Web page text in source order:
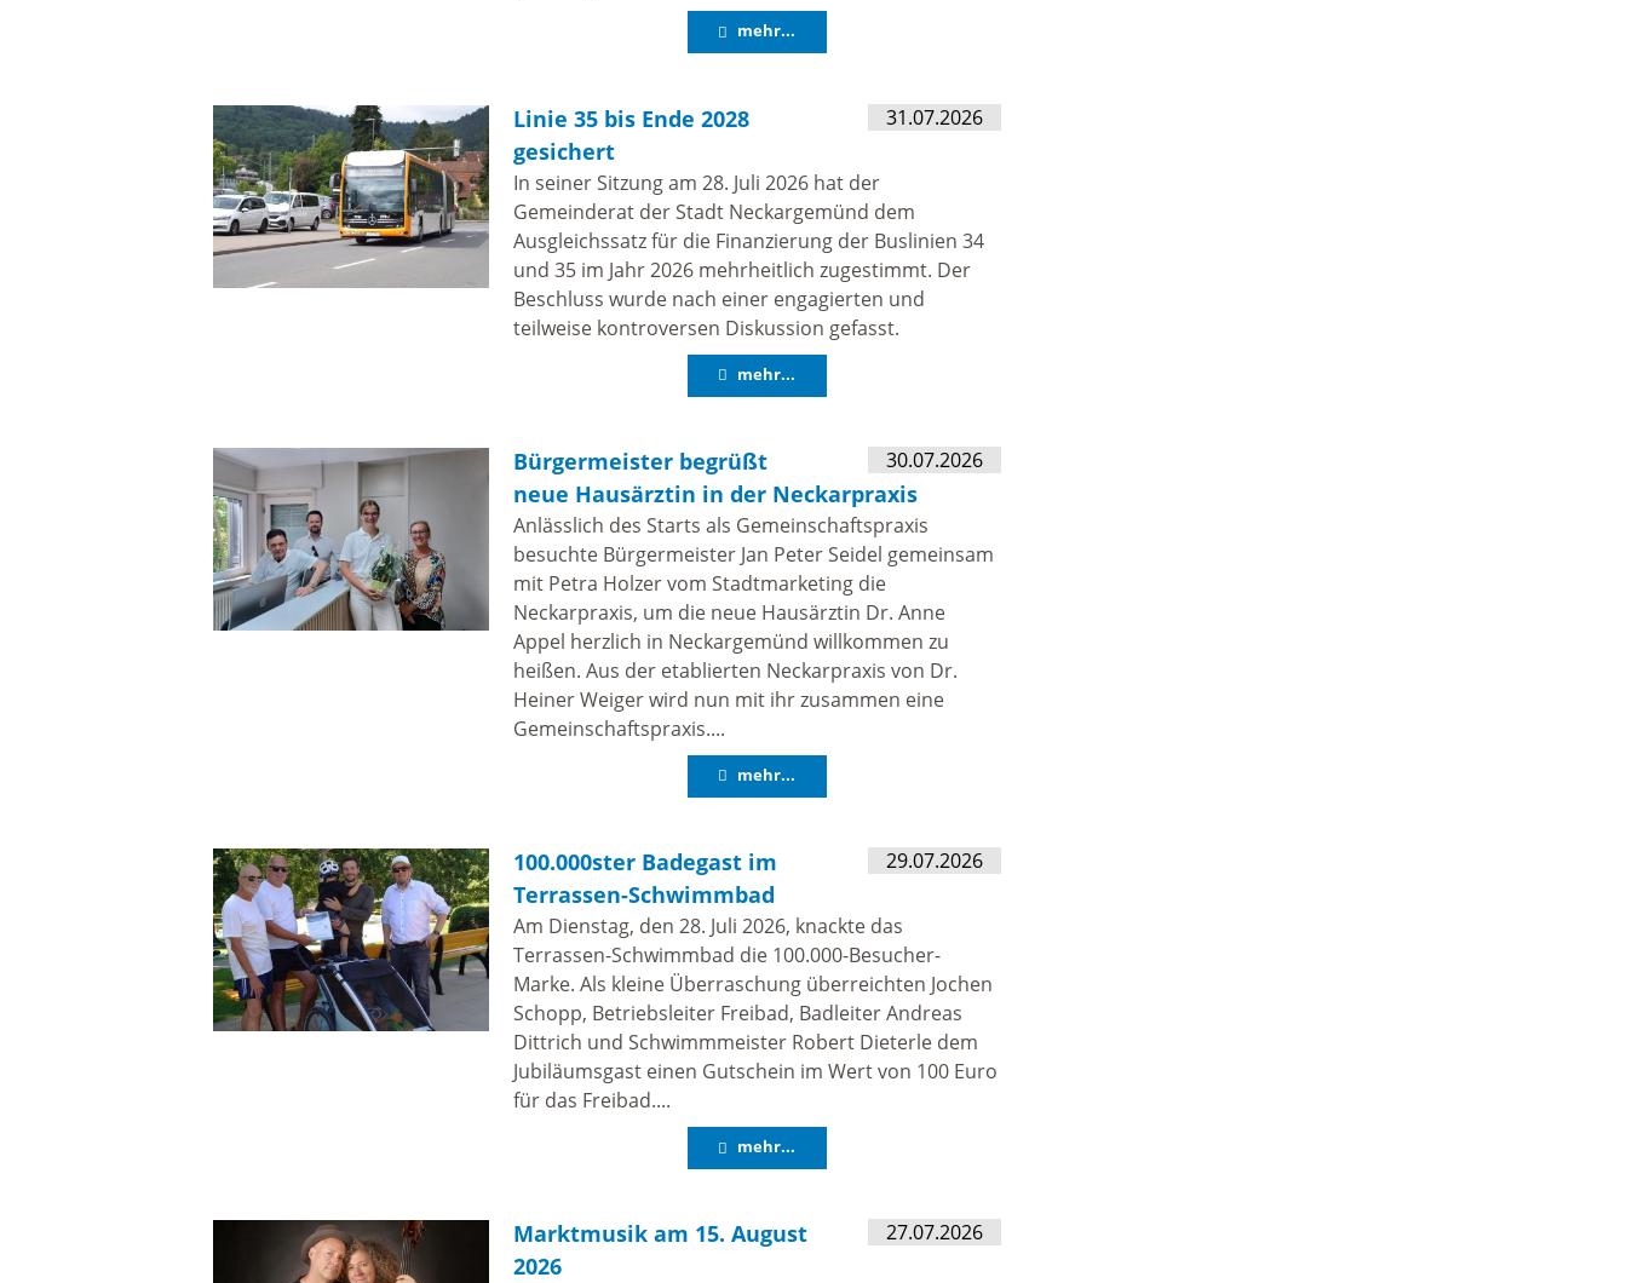
Hochwasserschutz
Waldhilsbach
mehr...
31.07.2026
Linie 35 bis Ende 2028
gesichert
In seiner Sitzung am 28. Juli 2026 hat der
Gemeinderat der Stadt Neckargemünd dem
Ausgleichssatz für die Finanzierung der Buslinien 34
und 35 im Jahr 2026 mehrheitlich zugestimmt. Der
Beschluss wurde nach einer engagierten und
teilweise kontroversen Diskussion gefasst.
mehr...
30.07.2026
Bürgermeister begrüßt
neue Hausärztin in der Neckarpraxis
Anlässlich des Starts als Gemeinschaftspraxis
besuchte Bürgermeister Jan Peter Seidel gemeinsam
mit Petra Holzer vom Stadtmarketing die
Neckarpraxis, um die neue Hausärztin Dr. Anne
Appel herzlich in Neckargemünd willkommen zu
heißen. Aus der etablierten Neckarpraxis von Dr.
Heiner Weiger wird nun mit ihr zusammen eine
Gemeinschaftspraxis....
mehr...
29.07.2026
100.000ster Badegast im
Terrassen-Schwimmbad
Am Dienstag, den 28. Juli 2026, knackte das
Terrassen-Schwimmbad die 100.000-Besucher-
Marke. Als kleine Überraschung überreichten Jochen
Schopp, Betriebsleiter Freibad, Badleiter Andreas
Dittrich und Schwimmmeister Robert Dieterle dem
Jubiläumsgast einen Gutschein im Wert von 100 Euro
für das Freibad....
mehr...
27.07.2026
Marktmusik am 15. August
2026